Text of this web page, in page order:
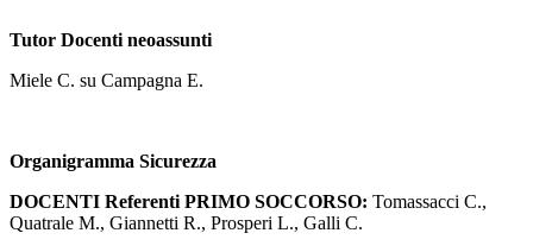
Tutor Docenti neoassunti
Miele C. su Campagna E.
Organigramma Sicurezza
DOCENTI Referenti PRIMO SOCCORSO: Tomassacci C.,
Quatrale M., Giannetti R., Prosperi L., Galli C.